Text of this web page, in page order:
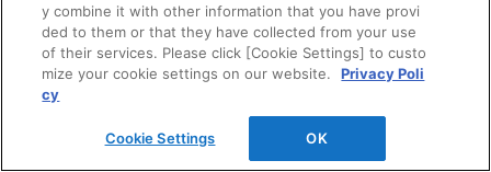
y combine it with other information that you have provi
ded to them or that they have collected from your use
of their services. Please click [Cookie Settings] to custo
mize your cookie settings on our website.
Privacy Poli
cy
Cookie Settings OK